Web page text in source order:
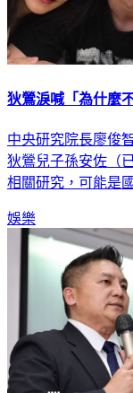
狄鶯淚喊「為什麼
中央研究院長廖俊
狄鶯兒子孫安佐（
相關研究，可能是
娛樂